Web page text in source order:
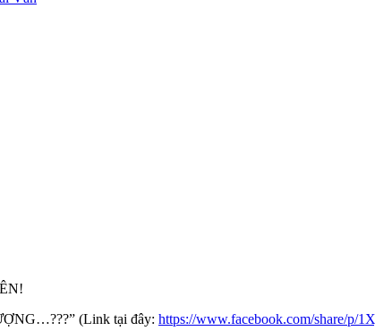
(Link tại đây: https://www.facebook.com/share/p/